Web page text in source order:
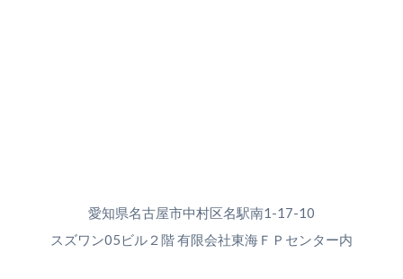
愛知県名古屋市中村区名駅南1-17-10
スズワン05ビル２階 有限会社東海ＦＰセンター内